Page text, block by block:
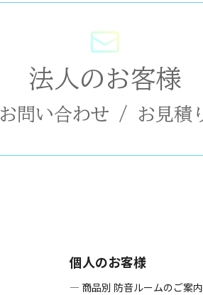
法人のお客様
お問い合わせ / お見積
個人のお客様
― 商品別 防音ルームのご案内